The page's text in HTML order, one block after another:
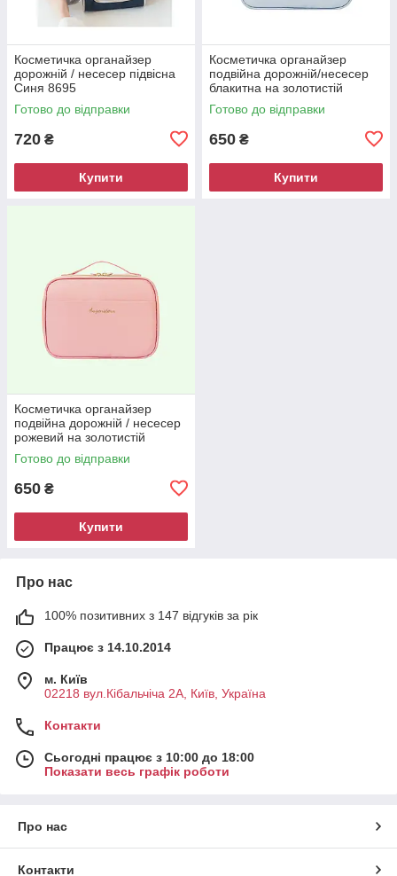
Косметичка органайзер
дорожній / несесер підвісна
Синя 8695
Готово до відправки
720 ₴
Купити
Косметичка органайзер
подвійна дорожній/несесер
блакитна на золотистій
блискавці 8786
Готово до відправки
650 ₴
Купити
Косметичка органайзер
подвійна дорожній / несесер
рожевий на золотистій
блискавці 8787
Готово до відправки
650 ₴
Купити
Про нас
100% позитивних з 147 відгуків за рік
Працює з 14.10.2014
м. Київ
02218 вул.Кібальчіча 2А, Київ, Україна
Контакти
Сьогодні працює з 10:00 до 18:00
Показати весь графік роботи
Про нас
Контакти